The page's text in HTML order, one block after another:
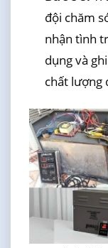
đội chăm
nhận tình
dụng và
chất lượng